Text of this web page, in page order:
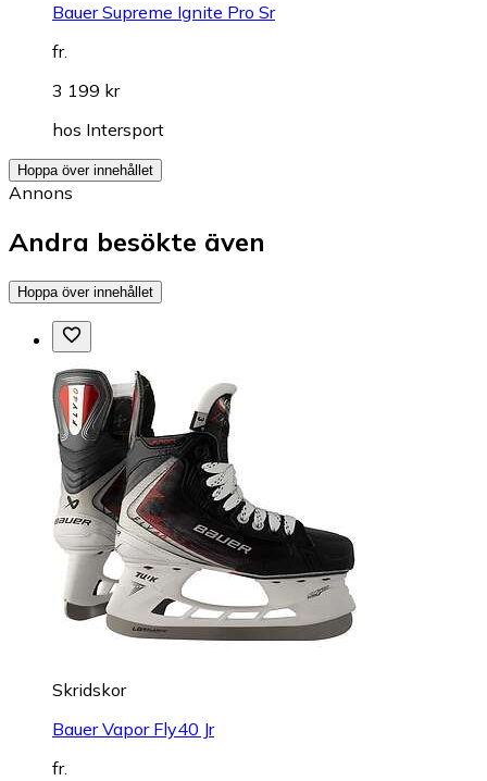
Bauer Supreme Ignite Pro Sr
fr.
3 199 kr
hos Intersport
Hoppa över innehållet
Annons
Andra besökte även
Hoppa över innehållet
Skridskor
Bauer Vapor Fly40 Jr
fr.